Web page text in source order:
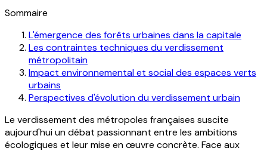
Sommaire
L'émergence des forêts urbaines dans la capitale
Les contraintes techniques du verdissement
métropolitain
Impact environnemental et social des espaces verts
urbains
Perspectives d'évolution du verdissement urbain
Le verdissement des métropoles françaises suscite
aujourd'hui un débat passionnant entre les ambitions
écologiques et leur mise en œuvre concrète. Face aux